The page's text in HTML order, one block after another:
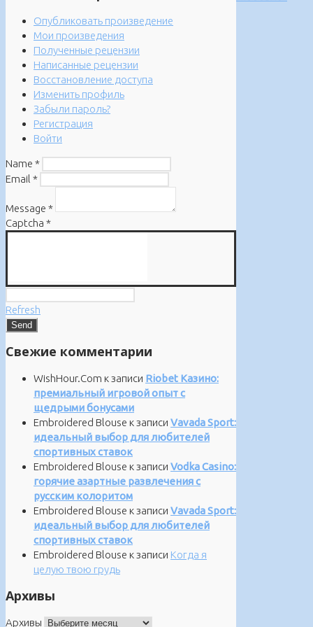
Опубликовать произведение
Мои произведения
Полученные рецензии
Написанные рецензии
Восстановление доступа
Изменить профиль
Забыли пароль?
Регистрация
Войти
Name *
Email *
Message *
Captcha *
Refresh
Свежие комментарии
WishHour.Com к записи Riobet Казино:
премиальный игровой опыт с
щедрыми бонусами
Embroidered Blouse к записи Vavada Sport:
идеальный выбор для любителей
спортивных ставок
Embroidered Blouse к записи Vodka Casino:
горячие азартные развлечения с
русским колоритом
Embroidered Blouse к записи Vavada Sport:
идеальный выбор для любителей
спортивных ставок
Embroidered Blouse к записи Когда я
целую твою грудь
Архивы
Архивы